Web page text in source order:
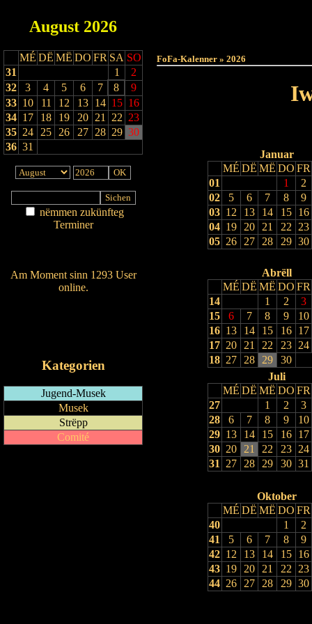
August 2026
MÉ DË MË DO FR SA SO
31
1
2
32
3 4 5 6 7 8
9
33 10 11 12 13 14 15 16
34 17 18 19 20 21 22 23
35 24 25 26 27 28 29 30
36 31
nëmmen zukünfteg
Terminer
Am Moment sinn 1293 User
online.
Kategorien
Jugend-Musek
Musek
Strëpp
Comité
FoFa-Kalenner » 2026
Januar
MÉ DË MË DO FR
01
1
2
02
5 6 7 8
9
03 12 13 14 15
16
04 19 20 21 22
23
05 26 27 28 29 30
Abrëll
MÉ DË MË DO FR
14
1 2
3
15
6 7 8 9
10
16 13 14 15 16
17
17 20 21 22 23
24
18 27 28 29
30
Juli
MÉ DË MË DO FR
27
1 2
3
28
6 7 8 9
10
29 13 14 15 16
17
30 20 21 22 23
24
31
27 28 29 30 31
Oktober
MÉ DË MË DO FR
40
1
2
41
5 6 7 8
9
42 12 13 14 15
16
43 19 20 21 22
23
44 26 27 28 29 30